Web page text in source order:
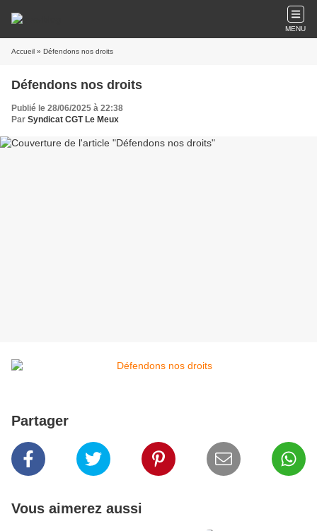
MENU
Accueil » Défendons nos droits
Défendons nos droits
Publié le 28/06/2025 à 22:38
Par Syndicat CGT Le Meux
Partager
Vous aimerez aussi